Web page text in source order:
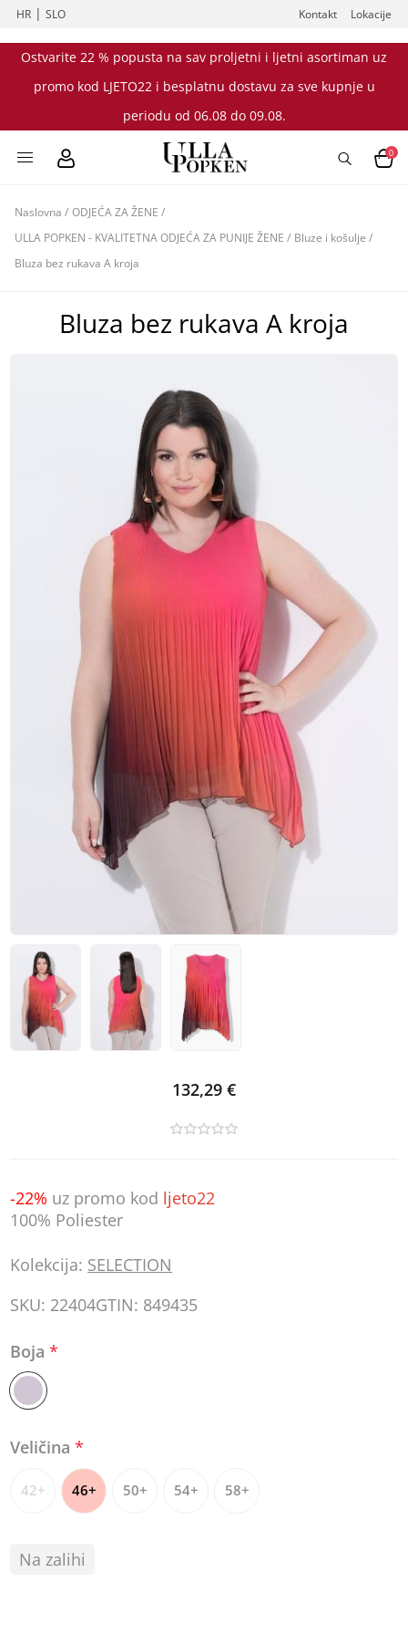
HR |SLO Kontakt Lokacije
Ostvarite 22 % popusta na sav proljetni i ljetni asortiman uz
promo kod LJETO22 i besplatnu dostavu za sve kupnje u
periodu od 06.08 do 09.08.
0
Naslovna / ODJEĆA ZA ŽENE /
ULLA POPKEN - KVALITETNA ODJEĆA ZA PUNIJE ŽENE / Bluze i košulje /
Bluza bez rukava A kroja
Bluza bez rukava A kroja
132,29 €
-22% uz promo kod ljeto22
100% Poliester
Kolekcija: SELECTION
SKU: 22404GTIN: 849435
Boja*
Veličina*
42+ 46+ 50+ 54+ 58+
Na zalihi